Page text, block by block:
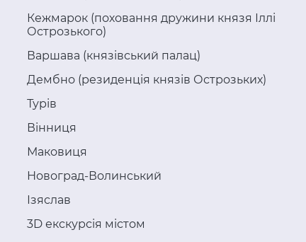
Кежмарок (поховання дружини князя Іллі
Острозького)
Варшава (князівський палац)
Дембно (резиденція князів Острозьких)
Турів
Вінниця
Маковиця
Новоград-Волинський
Ізяслав
3D екскурсія містом